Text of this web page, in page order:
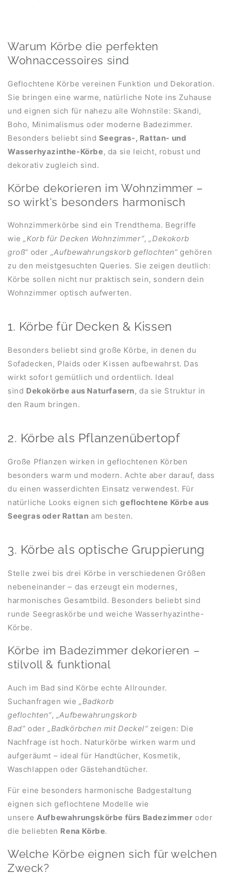
Warum Körbe die perfekten
Wohnaccessoires sind
Geflochtene Körbe vereinen Funktion und Dekoration.
Sie bringen eine warme, natürliche Note ins Zuhause
und eignen sich für nahezu alle Wohnstile: Skandi,
Boho, Minimalismus oder moderne Badezimmer.
Besonders beliebt sind Seegras-, Rattan- und
Wasserhyazinthe-Körbe, da sie leicht, robust und
dekorativ zugleich sind.
Körbe dekorieren im Wohnzimmer –
so wirkt's besonders harmonisch
Wohnzimmerkörbe sind ein Trendthema. Begriffe
wie„Korb für Decken Wohnzimmer“,„Dekokorb
groß“ oder „Aufbewahrungskorb geflochten“gehören
zu den meistgesuchten Queries. Sie zeigen deutlich:
Körbe sollen nicht nur praktisch sein, sondern dein
Wohnzimmer optisch aufwerten.
1. Körbe für Decken & Kissen
Besonders beliebt sind große Körbe, in denen du
Sofadecken, Plaids oder Kissen aufbewahrst. Das
wirkt sofort gemütlich und ordentlich. Ideal
sind Dekokörbe aus Naturfasern, da sie Struktur in
den Raum bringen.
2. Körbe als Pflanzenübertopf
Große Pflanzen wirken in geflochtenen Körben
besonders warm und modern. Achte aber darauf, dass
du einen wasserdichten Einsatz verwendest. Für
natürliche Looks eignen sichgeflochtene Körbe aus
Seegras oder Rattan am besten.
3. Körbe als optische Gruppierung
Stelle zwei bis drei Körbe in verschiedenen Größen
nebeneinander – das erzeugt ein modernes,
harmonisches Gesamtbild. Besonders beliebt sind
runde Seegraskörbe und weiche Wasserhyazinthe-
Körbe.
Körbe im Badezimmer dekorieren –
stilvoll & funktional
Auch im Bad sind Körbe echte Allrounder.
Suchanfragen wie „Badkorb
geflochten“, „Aufbewahrungskorb
Bad“oder „Badkörbchen mit Deckel“zeigen: Die
Nachfrage ist hoch. Naturkörbe wirken warm und
aufgeräumt – ideal für Handtücher, Kosmetik,
Waschlappen oder Gästehandtücher.
Für eine besonders harmonische Badgestaltung
eignen sich geflochtene Modelle wie
unsere Aufbewahrungskörbe fürs Badezimmer oder
die beliebten Rena Körbe.
Welche Körbe eignen sich für welchen
Zweck?